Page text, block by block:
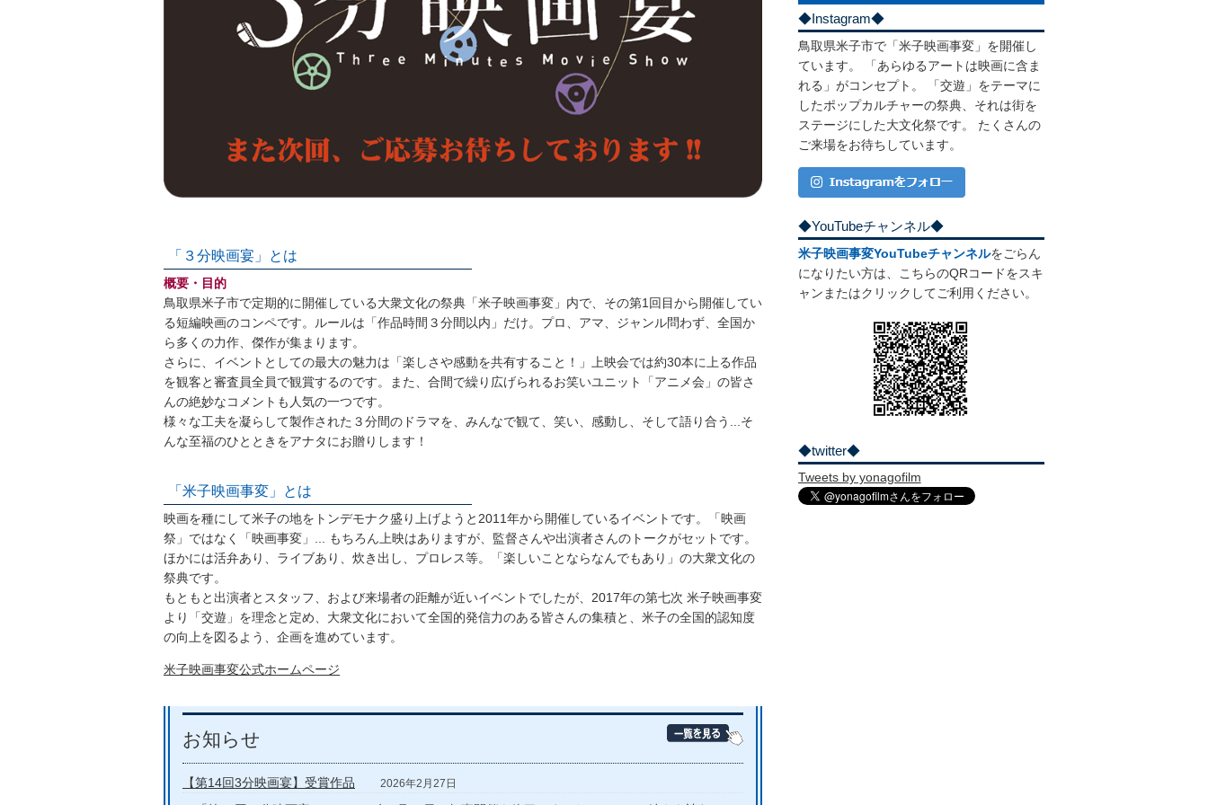
「３分映画宴」とは
概要・目的
鳥取県米子市で定期的に開催している大衆文化の祭典「米子映画事変」内で、その第1回目から開催してい
る短編映画のコンペです。ルールは「作品時間３分間以内」だけ。プロ、アマ、ジャンル問わず、全国か
ら多くの力作、傑作が集まります。
さらに、イベントとしての最大の魅力は「楽しさや感動を共有すること！」上映会では約30本に上る作品
を観客と審査員全員で観賞するのです。また、合間で繰り広げられるお笑いユニット「アニメ会」の皆さ
んの絶妙なコメントも人気の一つです。
様々な工夫を凝らして製作された３分間のドラマを、みんなで観て、笑い、感動し、そして語り合う...そ
んな至福のひとときをアナタにお贈りします！
「米子映画事変」とは
映画を種にして米子の地をトンデモナク盛り上げようと2011年から開催しているイベントです。「映画
祭」ではなく「映画事変」... もちろん上映はありますが、監督さんや出演者さんのトークがセットです。
ほかには活弁あり、ライブあり、炊き出し、プロレス等。「楽しいことならなんでもあり」の大衆文化の
祭典です。
もともと出演者とスタッフ、および来場者の距離が近いイベントでしたが、2017年の第七次 米子映画事変
より「交遊」を理念と定め、大衆文化において全国的発信力のある皆さんの集積と、米子の全国的認知度
の向上を図るよう、企画を進めています。
米子映画事変公式ホームページ
お知らせ
【第14回3分映画宴】受賞作品 2026年2月27日
◆Instagram◆
鳥取県米子市で「米子映画事変」を開催し
ています。 「あらゆるアートは映画に含ま
れる」がコンセプト。 「交遊」をテーマに
したポップカルチャーの祭典、それは街を
ステージにした大文化祭です。 たくさんの
ご来場をお待ちしています。
◆YouTubeチャンネル◆
米子映画事変YouTubeチャンネルをごらん
になりたい方は、こちらのQRコードをスキ
ャンまたはクリックしてご利用ください。
◆twitter◆
Tweets by yonagofilm